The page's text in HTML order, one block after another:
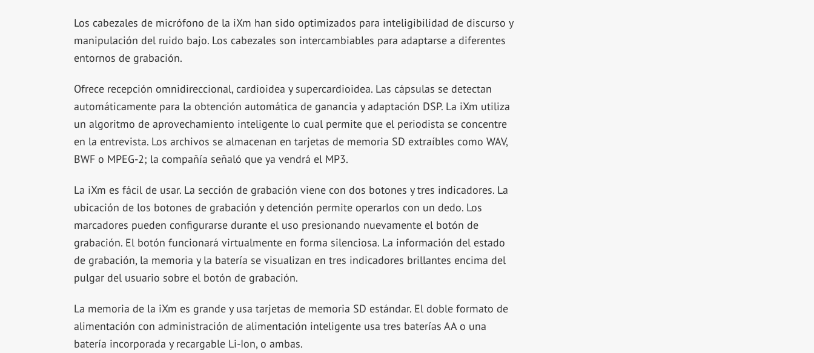
Los cabezales de micrófono de la iXm han sido optimizados para inteligibilidad de discurso y
manipulación del ruido bajo. Los cabezales son intercambiables para adaptarse a diferentes
entornos de grabación.
Ofrece recepción omnidireccional, cardioidea y supercardioidea. Las cápsulas se detectan
automáticamente para la obtención automática de ganancia y adaptación DSP. La iXm utiliza
un algoritmo de aprovechamiento inteligente lo cual permite que el periodista se concentre
en la entrevista. Los archivos se almacenan en tarjetas de memoria SD extraíbles como WAV,
BWF o MPEG-2; la compañía señaló que ya vendrá el MP3.
La iXm es fácil de usar. La sección de grabación viene con dos botones y tres indicadores. La
ubicación de los botones de grabación y detención permite operarlos con un dedo. Los
marcadores pueden configurarse durante el uso presionando nuevamente el botón de
grabación. El botón funcionará virtualmente en forma silenciosa. La información del estado
de grabación, la memoria y la batería se visualizan en tres indicadores brillantes encima del
pulgar del usuario sobre el botón de grabación.
La memoria de la iXm es grande y usa tarjetas de memoria SD estándar. El doble formato de
alimentación con administración de alimentación inteligente usa tres baterías AA o una
batería incorporada y recargable Li-Ion, o ambas.